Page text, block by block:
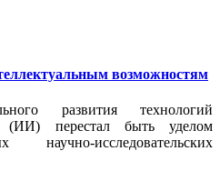
возможностям
развития технологий
(ИИ) перестал быть уделом
исследовательских